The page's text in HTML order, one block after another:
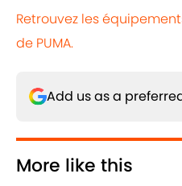
Retrouvez les
de PUMA.
Add us as a
More like this